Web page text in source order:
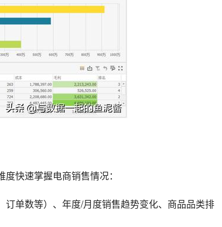
快速掌握电商销售情况：
单数等）、年度/月度销售趋势变化、商品品类排